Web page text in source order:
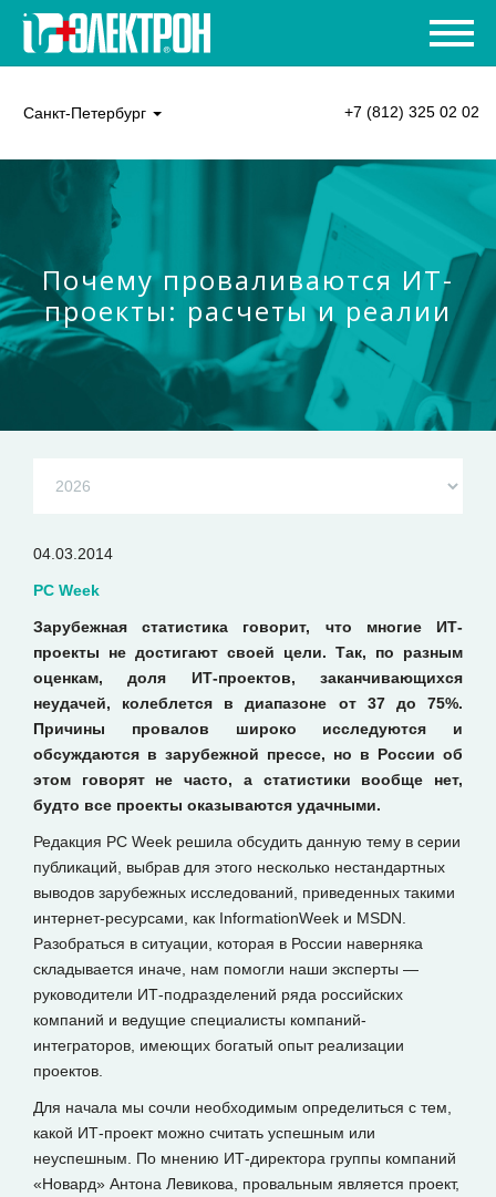
Санкт-Петербург +7 (812) 325 02 02
Почему проваливаются ИТ-
проекты: расчеты и реалии
04.03.2014
PC Week
Зарубежная статистика говорит, что многие ИТ-
проекты не достигают своей цели. Так, по разным
оценкам, доля ИТ-проектов, заканчивающихся
неудачей, колеблется в диапазоне от 37 до 75%.
Причины провалов широко исследуются и
обсуждаются в зарубежной прессе, но в России об
этом говорят не часто, а статистики вообще нет,
будто все проекты оказываются удачными.
Редакция PC Week решила обсудить данную тему в серии
публикаций, выбрав для этого несколько нестандартных
выводов зарубежных исследований, приведенных такими
интернет-ресурсами, как InformationWeek и MSDN.
Разобраться в ситуации, которая в России наверняка
складывается иначе, нам помогли наши эксперты —
руководители ИТ-подразделений ряда российских
компаний и ведущие специалисты компаний-
интеграторов, имеющих богатый опыт реализации
проектов.
Для начала мы сочли необходимым определиться с тем,
какой ИТ-проект можно считать успешным или
неуспешным. По мнению ИТ-директора группы компаний
«Новард» Антона Левикова, провальным является проект,